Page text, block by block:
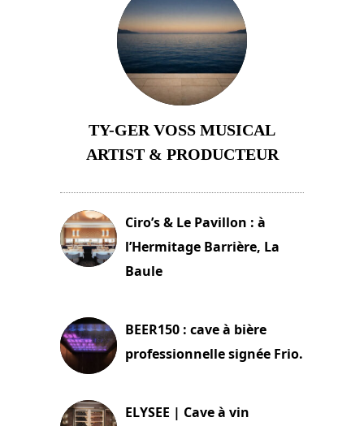
TY-GER VOSS MUSICAL
ARTIST & PRODUCTEUR
Ciro’s & Le Pavillon : à
l’Hermitage Barrière, La
Baule
BEER150 : cave à bière
professionnelle signée Frio.
ELYSEE | Cave à vin